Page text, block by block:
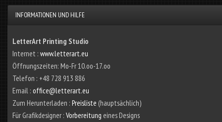
INFORMATIONEN UND HILFE
LetterArt Printing Studio
Internet : www.letterart.eu
Öffnungszeiten: Mo-Fr 10.oo-17.oo
Telefon : +48 728 913 886
Email : office@letterart.eu
Zum Herunterladen : Preisliste (hauptsächlich)
Für Grafikdesigner : Vorbereitung eines Designs